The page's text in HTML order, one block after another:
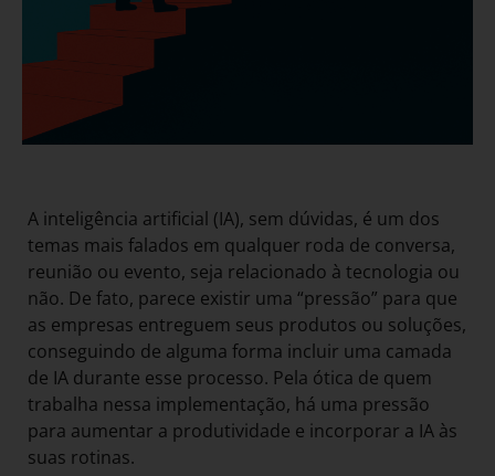
A inteligência artificial (IA), sem dúvidas, é um dos
temas mais falados em qualquer roda de conversa,
reunião ou evento, seja relacionado à tecnologia ou
não. De fato, parece existir uma “pressão” para que
as empresas entreguem seus produtos ou soluções,
conseguindo de alguma forma incluir uma camada
de IA durante esse processo. Pela ótica de quem
trabalha nessa implementação, há uma pressão
para aumentar a produtividade e incorporar a IA às
suas rotinas.